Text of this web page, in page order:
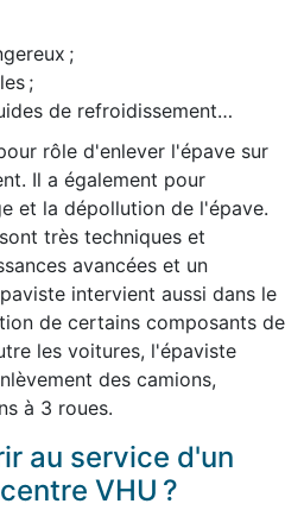
;
;
de refroidissement…
rôle d'enlever l'épave sur
Il a également pour
et la dépollution de l'épave.
très techniques et
avancées et un
intervient aussi dans le
de certains composants de
les voitures, l'épaviste
des camions,
à 3 roues.
au service d'un
VHU ?